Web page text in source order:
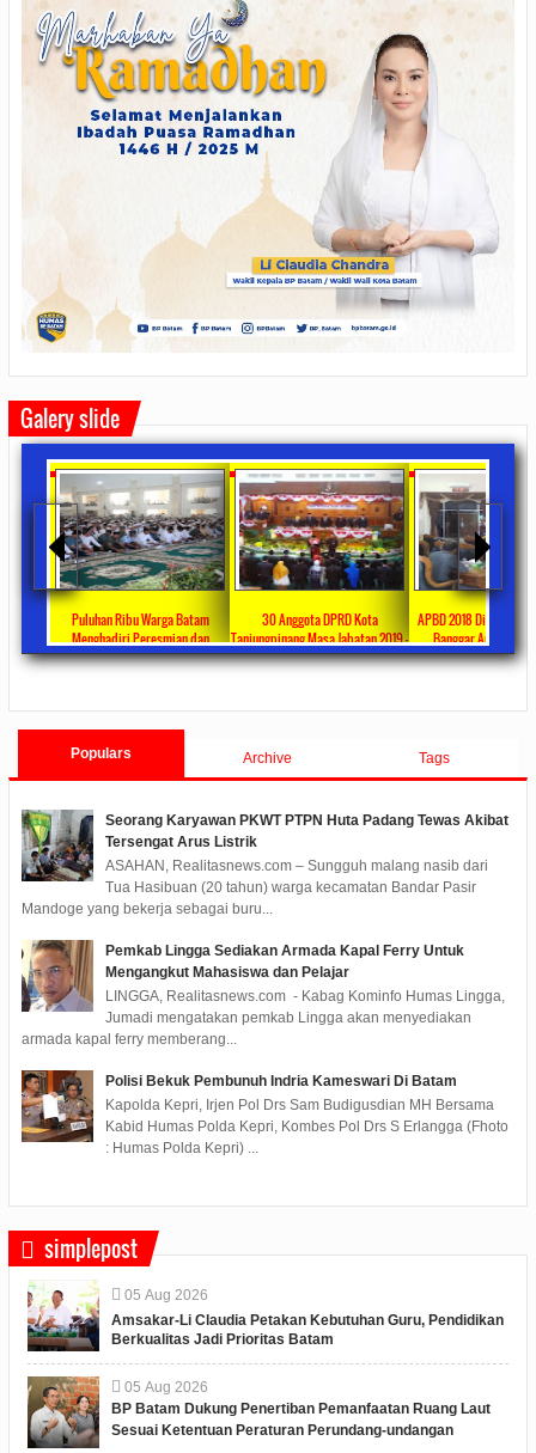
Galery slide
Puluhan Ribu Warga Batam
Menghadiri Peresmian dan
Penggunaan Masjid Sultan
30 Anggota DPRD Kota
Tanjungpinang Masa Jabatan 2019 –
2024 Dilantik
APBD 2018 Disetujui
Banggar Apresiasi
Tanjungpinang Raih
Populars Archive Tags
Seorang Karyawan PKWT PTPN Huta Padang Tewas Akibat
Tersengat Arus Listrik
ASAHAN, Realitasnews.com – Sungguh malang nasib dari
Tua Hasibuan (20 tahun) warga kecamatan Bandar Pasir
Mandoge yang bekerja sebagai buru...
Pemkab Lingga Sediakan Armada Kapal Ferry Untuk
Mengangkut Mahasiswa dan Pelajar
LINGGA, Realitasnews.com - Kabag Kominfo Humas Lingga,
Jumadi mengatakan pemkab Lingga akan menyediakan
armada kapal ferry memberang...
Polisi Bekuk Pembunuh Indria Kameswari Di Batam
Kapolda Kepri, Irjen Pol Drs Sam Budigusdian MH Bersama
Kabid Humas Polda Kepri, Kombes Pol Drs S Erlangga (Fhoto
: Humas Polda Kepri) ...
simplepost
05 Aug 2026
Amsakar-Li Claudia Petakan Kebutuhan Guru, Pendidikan
Berkualitas Jadi Prioritas Batam
05 Aug 2026
BP Batam Dukung Penertiban Pemanfaatan Ruang Laut
Sesuai Ketentuan Peraturan Perundang-undangan